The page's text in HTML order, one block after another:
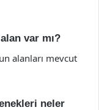
var mı?
alanları mevcut
neler